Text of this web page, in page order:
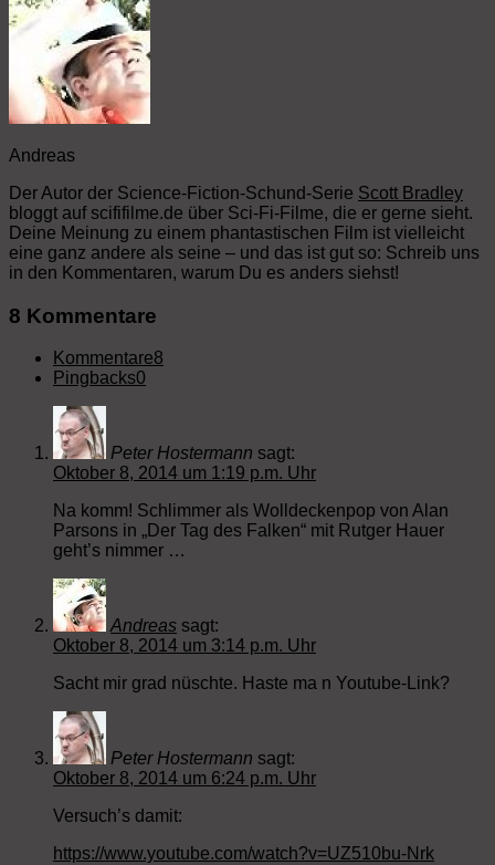
Andreas
Der Autor der Science-Fiction-Schund-Serie Scott Bradley
bloggt auf scififilme.de über Sci-Fi-Filme, die er gerne sieht.
Deine Meinung zu einem phantastischen Film ist vielleicht
eine ganz andere als seine – und das ist gut so: Schreib uns
in den Kommentaren, warum Du es anders siehst!
8 Kommentare
Kommentare8
Pingbacks0
Peter Hostermann sagt:
Oktober 8, 2014 um 1:19 p.m. Uhr
Na komm! Schlimmer als Wolldeckenpop von Alan
Parsons in „Der Tag des Falken“ mit Rutger Hauer
geht’s nimmer …
Andreas sagt:
Oktober 8, 2014 um 3:14 p.m. Uhr
Sacht mir grad nüschte. Haste ma n Youtube-Link?
Peter Hostermann sagt:
Oktober 8, 2014 um 6:24 p.m. Uhr
Versuch’s damit:
https://www.youtube.com/watch?v=UZ510bu-Nrk